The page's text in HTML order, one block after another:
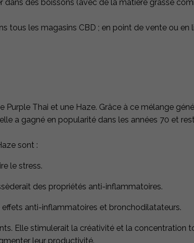
dans des boissons (avec de la matière grasse
tous les magasins CBD ; en point de vente ou
Purple Thai et une Haze. Grâce à ce mélange
a gagné en popularité dans les années 70 et
sont :
le stress.
des propriétés anti-inflammatoires.
effets anti-inflammatoires et bronchodilatateurs​.
Elle stimulerait la créativité et la
leur productivité.